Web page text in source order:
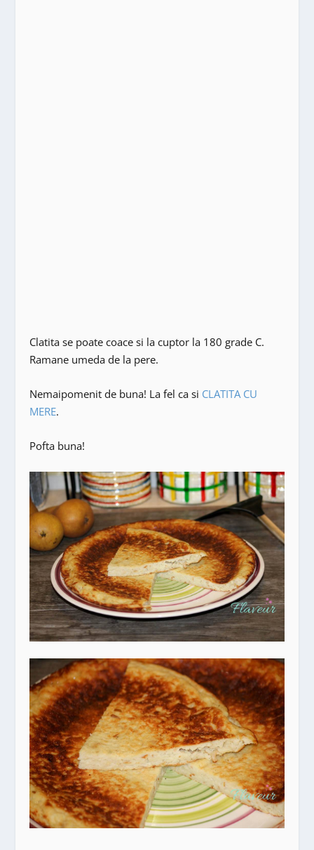
Clatita se poate coace si la cuptor la 180 grade C.
Ramane umeda de la pere.
Nemaipomenit de buna! La fel ca si CLATITA CU
MERE.
Pofta buna!